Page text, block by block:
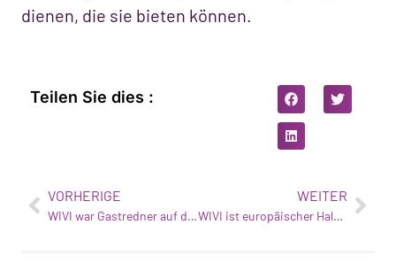
dienen, die sie bieten können.
Teilen Sie dies :
VORHERIGE
WIVI war Gastredner auf der Veranstaltung Watson Build 2018 in Barcelona
WEITER
WIVI ist europäischer Halbfinalist bei der Pitch Competition von TheNextWomen in Amsterdam